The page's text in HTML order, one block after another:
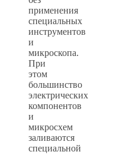
применения
специальных
инструментов
и
микроскопа.
При
этом
большинство
электрических
компонентов
и
микросхем
заливаются
специальной